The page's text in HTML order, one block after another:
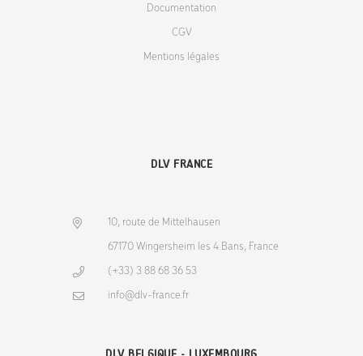
Documentation
CGV
Mentions légales
DLV FRANCE
10, route de Mittelhausen
67170 Wingersheim les 4 Bans, France
(+33) 3 88 68 36 53
info@dlv-france.fr